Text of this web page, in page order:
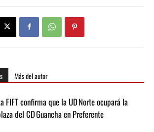
Más del autor
FIFT confirma que la UD Norte ocupará la
del CD Guancha en Preferente